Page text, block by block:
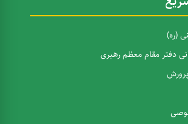
(ره)
دفتر مقام معظم رهبری